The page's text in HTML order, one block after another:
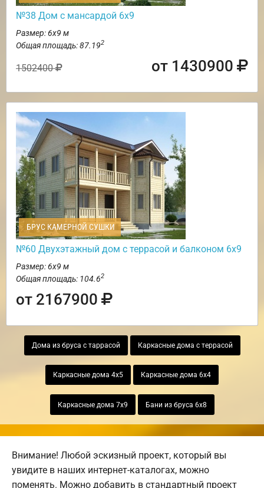
№38 Дом с мансардой 6х9
Размер: 6х9 м
Общая площадь: 87.192
1502400 от 1430900
БРУС КАМЕРНОЙ СУШКИ
№60 Двухэтажный дом с террасой и балконом 6х9
Размер: 6х9 м
Общая площадь: 104.62
от 2167900
Дома из бруса с таррасой Каркасные дома с террасой
Каркасные дома 4х5 Каркасные дома 6х4
Каркасные дома 7х9 Бани из бруса 6х8
Внимание! Любой эскизный проект, который вы
увидите в наших интернет-каталогах, можно
поменять. Можно добавить в стандартный проект